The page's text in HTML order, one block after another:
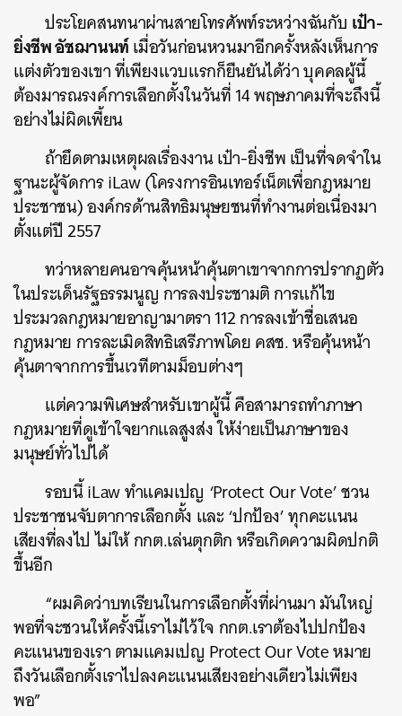
ประโยคสนทนาผ่านสายโทรศัพท์ระหว่างฉันกับ เป๋า-
ยิ่งชีพ อัชฌานนท์เมื่อวันก่อนหวนมาอีกครั้งหลังเห็นการ
แต่งตัวของเขา ที่เพียงแวบแรกก็ยืนยันได้ว่า บุคคลผู้นี้
ต้องมารณรงค์การเลือกตั้งในวันที่ 14 พฤษภาคมที่จะถึงนี้
อย่างไม่ผิดเพี้ยน
ถ้ายึดตามเหตุผลเรื่องงาน เป๋า-ยิ่งชีพ เป็นที่จดจำใน
ฐานะผู้จัดการiLaw (โครงการอินเทอร์เน็ตเพื่อกฎหมาย
ประชาชน) องค์กรด้านสิทธิมนุษยชนที่ทำงานต่อเนื่องมา
ตั้งแต่ปี 2557
ทว่าหลายคนอาจคุ้นหน้าคุ้นตาเขาจากการปรากฏตัว
ในประเด็นรัฐธรรมนูญ การลงประชามติ การแก้ไข
ประมวลกฎหมายอาญามาตรา 112 การลงเข้าชื่อเสนอ
กฎหมาย การละเมิดสิทธิเสรีภาพโดย คสช. หรือคุ้นหน้า
คุ้นตาจากการขึ้นเวทีตามม็อบต่างๆ
แต่ความพิเศษสำหรับเขาผู้นี้ คือสามารถทำภาษา
กฎหมายที่ดูเข้าใจยากแลสูงส่ง ให้ง่ายเป็นภาษาของ
มนุษย์ทั่วไปได้
รอบนี้ iLaw ทำแคมเปญ ‘Protect Our Vote’ ชวน
ประชาชนจับตาการเลือกตั้ง และ ‘ปกป้อง’ ทุกคะแนน
เสียงที่ลงไป ไม่ให้ กกต.เล่นตุกติก หรือเกิดความผิดปกติ
ขึ้นอีก
“ผมคิดว่าบทเรียนในการเลือกตั้งที่ผ่านมา มันใหญ่
พอที่จะชวนให้ครั้งนี้เราไม่ไว้ใจ กกต.เราต้องไปปกป้อง
คะแนนของเรา ตามแคมเปญ Protect Our Vote หมาย
ถึงวันเลือกตั้งเราไปลงคะแนนเสียงอย่างเดียวไม่เพียง
พอ”